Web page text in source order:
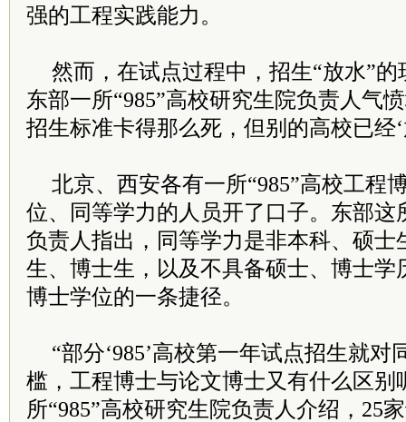
强的工程实践能力。
然而，在试点过程中，招生“放水”
东部一所“985”高校研究生院负责人气
招生标准卡得那么死，但别的高校已经‘
北京、西安各有一所“985”高校工程
位、同等学力的人员开了口子。东部这
负责人指出，同等学力是非本科、硕士
生、博士生，以及不具备硕士、博士学
博士学位的一条捷径。
“部分‘985’高校第一年试点招生就对
槛，工程博士与论文博士又有什么区别
所“985”高校研究生院负责人介绍，25